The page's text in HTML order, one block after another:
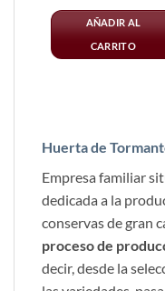
con4.67
de 5AÑADIR AL
CARRITO
Huerta de
Empresa familiar
dedicada a la
conservas de gran
proceso de
decir, desde la